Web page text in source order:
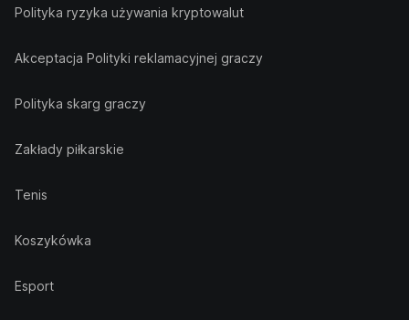
Polityka ryzyka używania kryptowalut
Akceptacja Polityki reklamacyjnej graczy
Polityka skarg graczy
Zakłady piłkarskie
Tenis
Koszykówka
Esport